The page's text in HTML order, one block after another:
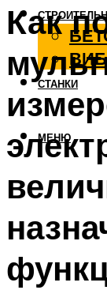
СТАНКИ
МЕНЮ
Как